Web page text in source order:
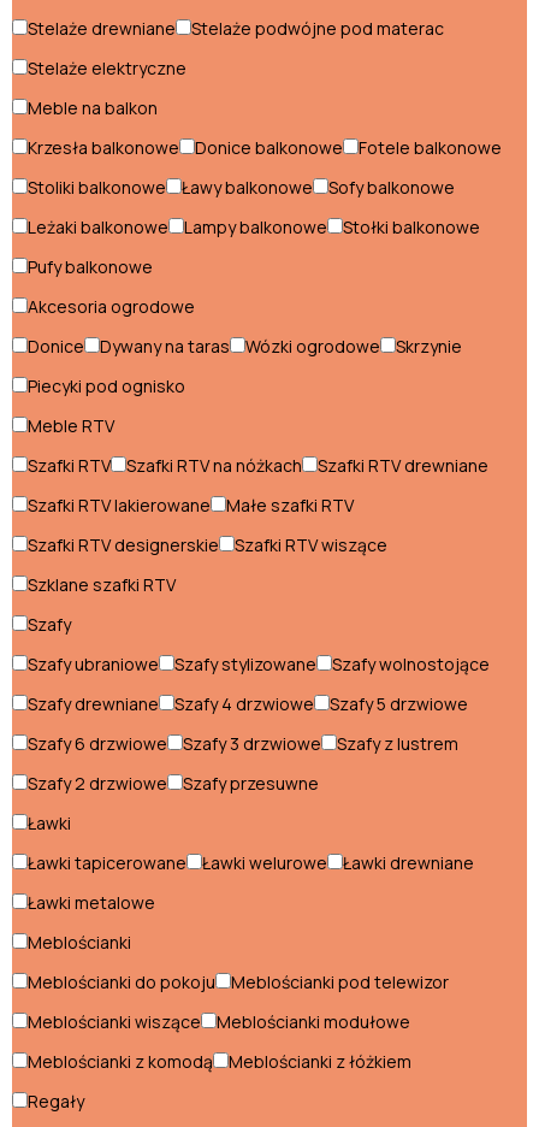
Pufy balkonowe
Sofy balkonowe
Stoliki balkonowe
Stołki balkonowe
Biurka dla dzieci
Ławki dziecięce
Łóżka dla 3 latka
Łóżka dla dziewczynek
Łóżka domki
Łóżka piętrowe
Pufy dla dzieci
Regały dla dzieci
Komody młodzieżowe
Łóżka młodzieżowe
Meblościanki młodzieżowe
Regały młodzieżowe
Stelaże drewniane
Stelaże podwójne pod materac
Stelaże elektryczne
Meble na balkon
Krzesła balkonowe
Donice balkonowe
Fotele balkonowe
Stoliki balkonowe
Ławy balkonowe
Sofy balkonowe
Leżaki balkonowe
Lampy balkonowe
Stołki balkonowe
Pufy balkonowe
Akcesoria ogrodowe
Donice
Dywany na taras Wózki ogrodowe
Skrzynie
Piecyki pod ognisko
Meble RTV
Szafki RTV
Szafki RTV na nóżkach
Szafki RTV drewniane
Szafki RTV lakierowane
Małe szafki RTV
Szafki RTV designerskie
Szafki RTV wiszące
Szklane szafki RTV
Szafy
Szafy ubraniowe
Szafy stylizowane
Szafy wolnostojące
Szafy drewniane
Szafy 4 drzwiowe
Szafy 5 drzwiowe
Szafy 6 drzwiowe
Szafy 3 drzwiowe
Szafy z lustrem
Szafy 2 drzwiowe
Szafy przesuwne
Ławki
Ławki tapicerowane
Ławki welurowe
Ławki drewniane
Ławki metalowe
Meblościanki
Meblościanki do pokoju
Meblościanki pod telewizor
Meblościanki wiszące
Meblościanki modułowe
Meblościanki z komodą
Meblościanki z łóżkiem
Regały